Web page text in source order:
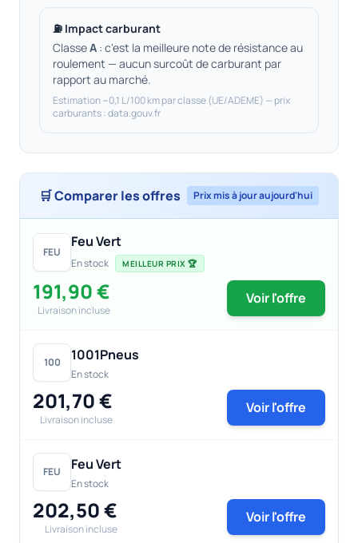
⛽ Impact carburant
ClasseA : c'est la meilleure note de résistance au
roulement — aucun surcoût de carburant par
rapport au marché.
Estimation ~0,1 L/100 km par classe (UE/ADEME) — prix
carburants : data.gouv.fr
🛒 Comparer les offres Prix mis à jour aujourd'hui
FEU
Feu Vert
En stock MEILLEUR PRIX 🏆
191,90 €
Livraison incluse
Voir l'offre
100 1001Pneus
En stock
201,70 €
Livraison incluse
Voir l'offre
FEU Feu Vert
En stock
202,50 €
Livraison incluse
Voir l'offre